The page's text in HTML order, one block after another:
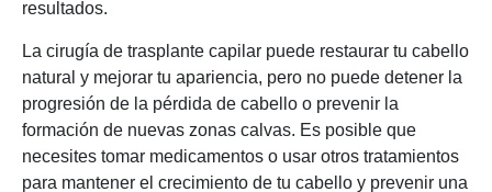
resultados.
La cirugía de trasplante capilar puede restaurar tu cabello
natural y mejorar tu apariencia, pero no puede detener la
progresión de la pérdida de cabello o prevenir la
formación de nuevas zonas calvas. Es posible que
necesites tomar medicamentos o usar otros tratamientos
para mantener el crecimiento de tu cabello y prevenir una